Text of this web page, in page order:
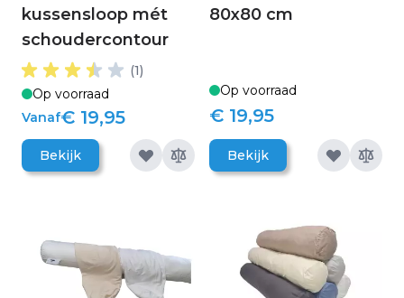
kussensloop mét
schoudercontour
(1)
Op voorraad
Vanaf€ 19,95
Bekijk
80x80 cm
Op voorraad
€ 19,95
Bekijk